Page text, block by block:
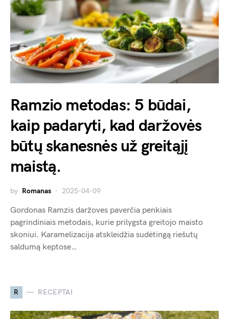
Ramzio metodas: 5 būdai,
kaip padaryti, kad daržovės
būtų skanesnės už greitąjį
maistą.
by Romanas 2025-04-09
Gordonas Ramzis daržoves paverčia penkiais
pagrindiniais metodais, kurie prilygsta greitojo maisto
skoniui. Karamelizacija atskleidžia sudėtingą riešutų
saldumą keptose…
R RECEPTAI